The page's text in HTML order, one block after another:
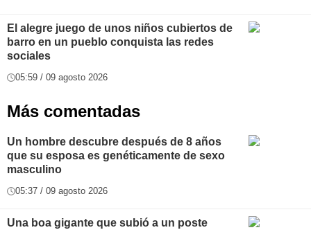
El alegre juego de unos niños cubiertos de
barro en un pueblo conquista las redes
sociales
05:59 / 09 agosto 2026
Más comentadas
Un hombre descubre después de 8 años
que su esposa es genéticamente de sexo
masculino
05:37 / 09 agosto 2026
Una boa gigante que subió a un poste